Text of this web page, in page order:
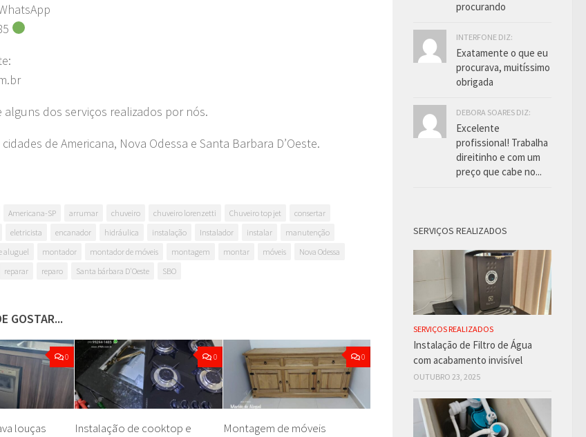
alguns dos serviços realizados por nós.
de Americana, Nova Odessa e Santa Barbara D’Oeste.
Americana-SP arrumar chuveiro chuveiro lorenzetti Chuveiro top jet
consertar
eletricista encanador hidráulica instalação Instalador instalar
manutenção
aluguel montador montador de móveis montagem montar móveis
Nova Odessa
reparar reparo Santa bárbara D'Oeste SBO
GOSTAR...
0
louças
0
Instalação de cooktop e
0
Montagem de móveis
procurando
INTERFONE DIZ:
Exatamente o que eu
procurava, muitíssimo
obrigada
DEBORA SOARES DIZ:
Excelente
profissional! Trabalha
direitinho e com um
preço que cabe no...
SERVIÇOS REALIZADOS
SERVIÇOS REALIZADOS
Instalação de Filtro de Água
com acabamento invisível
OUTUBRO 23, 2025